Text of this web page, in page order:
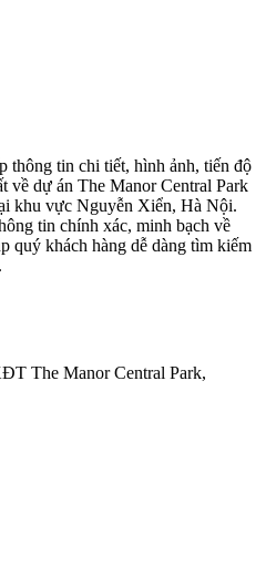
thông tin chi tiết, hình ảnh, tiến độ
về dự án The Manor Central Park
khu vực Nguyễn Xiển, Hà Nội.
tin chính xác, minh bạch về
quý khách hàng dễ dàng tìm kiếm
The Manor Central Park,